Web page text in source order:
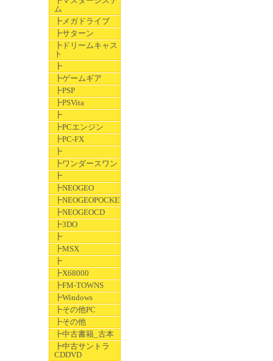
ム
┣メガドライブ
┣サターン
┣ドリームキャス
ト
┣
┣ゲームギア
┣PSP
┣PSVita
┣
┣PCエンジン
┣PC-FX
┣
┣ワンダースワン
┣
┣NEOGEO
┣NEOGEOPOCKET
┣NEOGEOCD
┣3DO
┣
┣MSX
┣
┣X68000
┣FM-TOWNS
┣Windows
┣その他PC
┣その他
┣中古書籍_古本
┣中古サントラ
CDDVD